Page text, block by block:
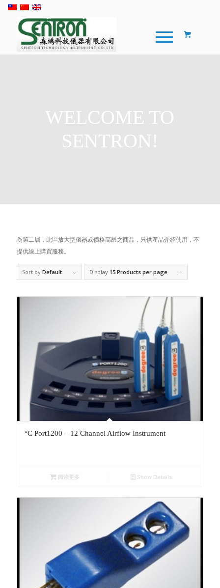
WELCOME TO
SENTRON!
為第二層，此區放大型儀器或價格高昂之商品，只供產品介紹使用，不
提供線上購買服務。
Sort by Default Display 15 Products per page
°C Port1200 – 12 Channel Airflow Instrument
阅读更多 Show Details